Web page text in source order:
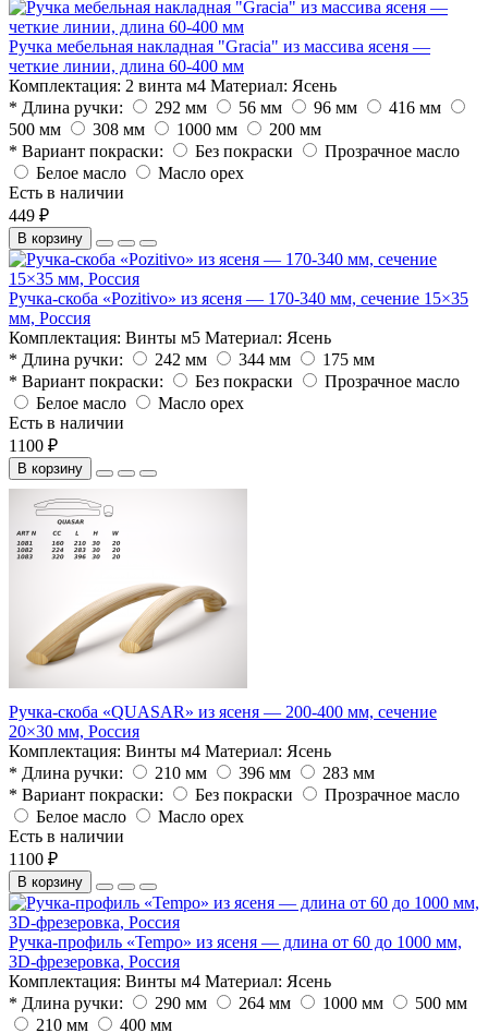
Ручка мебельная накладная "Gracia" из массива ясеня —
четкие линии, длина 60-400 мм
Комплектация: 2 винта м4 Материал: Ясень
* Длина ручки:
292 мм 56 мм 96 мм
416 мм
500 мм
308 мм 1000 мм
200 мм
* Вариант покраски:
Без покраски
Прозрачное масло
Белое масло
Масло орех
Есть в наличии
449 ₽
В корзину
Ручка-скоба «Pozitivo» из ясеня — 170-340 мм, сечение 15×35
мм, Россия
Комплектация: Винты м5 Материал: Ясень
* Длина ручки:
242 мм 344 мм
175 мм
* Вариант покраски:
Без покраски
Прозрачное масло
Белое масло
Масло орех
Есть в наличии
1100 ₽
В корзину
Ручка-скоба «QUASAR» из ясеня — 200-400 мм, сечение
20×30 мм, Россия
Комплектация: Винты м4 Материал: Ясень
* Длина ручки:
210 мм 396 мм
283 мм
* Вариант покраски:
Без покраски
Прозрачное масло
Белое масло
Масло орех
Есть в наличии
1100 ₽
В корзину
Ручка-профиль «Tempo» из ясеня — длина от 60 до 1000 мм,
3D-фрезеровка, Россия
Комплектация: Винты м4 Материал: Ясень
* Длина ручки:
290 мм 264 мм 1000 мм
500 мм
210 мм
400 мм